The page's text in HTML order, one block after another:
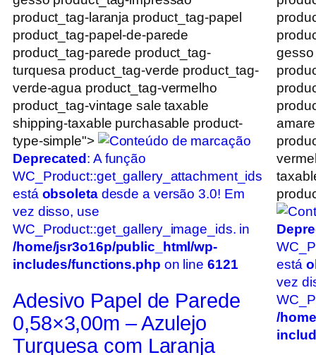
product_tag-laranja product_tag-papel
product_tag-papel-de-parede
product_tag-parede product_tag-
turquesa product_tag-verde product_tag-
verde-agua product_tag-vermelho
product_tag-vintage sale taxable
shipping-taxable purchasable product-
type-simple">
Deprecated: A função
WC_Product::get_gallery_attachment_ids
está obsoletadesde a versão 3.0! Em
vez disso, use
WC_Product::get_gallery_image_ids. in
/home/jsr3o16p/public_html/wp-
includes/functions.php on line 6121
Adesivo Papel de Parede
0,58×3,00m – Azulejo
Turquesa com Laranja
está
vez
/